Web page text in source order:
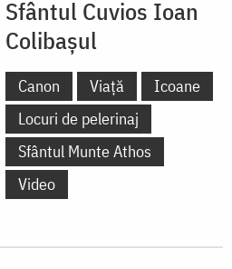
Sfântul Cuvios Ioan
Colibașul
Canon Viață
Icoane
Locuri de pelerinaj
Sfântul Munte Athos
Video